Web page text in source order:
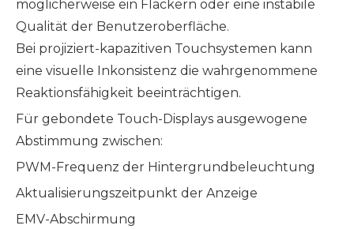
möglicherweise ein Flackern oder eine instabile
Qualität der Benutzeroberfläche.
Bei projiziert-kapazitiven Touchsystemen kann
eine visuelle Inkonsistenz die wahrgenommene
Reaktionsfähigkeit beeinträchtigen.
Für gebondete Touch-Displays ausgewogene
Abstimmung zwischen:
PWM-Frequenz der Hintergrundbeleuchtung
Aktualisierungszeitpunkt der Anzeige
EMV-Abschirmung